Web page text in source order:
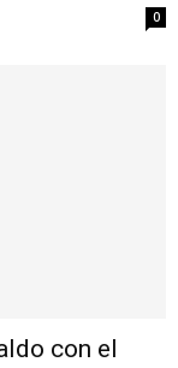
0
con el